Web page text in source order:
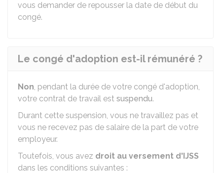
vous demander de repousser la date de début du
congé.
Le congé d'adoption est-il rémunéré ?
Non, pendant la durée de votre congé d'adoption,
votre contrat de travail est suspendu.
Durant cette suspension, vous ne travaillez pas et
vous ne recevez pas de salaire de la part de votre
employeur.
Toutefois, vous avez droit au versement d'IJSS
dans les conditions suivantes :